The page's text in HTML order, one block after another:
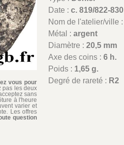
vous pour
pas les deux
sans
à l'heure
varier et
Les offres
question
Date :c. 819/822-830
Nom de l'atelier/ville :
Métal :argent
Diamètre :20,5 mm
Axe des coins :6 h.
Poids : 1,65 g.
Degré de rareté : R2